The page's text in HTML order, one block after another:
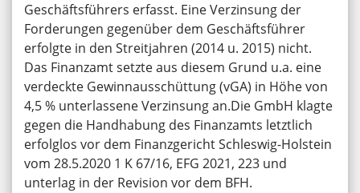
Geschäftsführers erfasst. Eine Verzinsung der
Forderungen gegenüber dem Geschäftsführer
erfolgte in den Streitjahren (2014 u. 2015) nicht.
Das Finanzamt setzte aus diesem Grund u.a. eine
verdeckte Gewinnausschüttung (vGA) in Höhe von
4,5 % unterlassene Verzinsung an.Die GmbH klagte
gegen die Handhabung des Finanzamts letztlich
erfolglos vor dem Finanzgericht Schleswig-Holstein
vom 28.5.2020 1 K 67/16, EFG 2021, 223 und
unterlag in der Revision vor dem BFH.